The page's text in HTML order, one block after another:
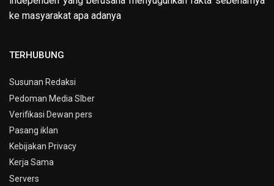
ke masyarakat apa adanya
TERHUBUNG
Susunan Redaksi
Pedoman Media SIber
Verifikasi Dewan pers
Pasang iklan
Kebijakan Privacy
Kerja Sama
Servers